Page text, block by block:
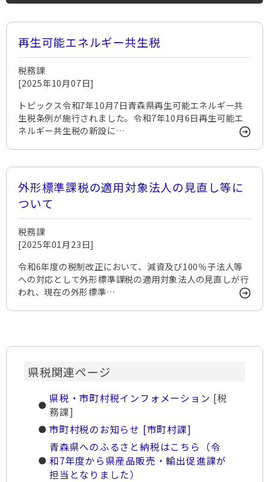
再生可能エネルギー共生税
税務課
[2025年10月07日]
トピックス​令和7年10月7日青森県再生可能エネルギー共
生税条例が施行されました。令和7年10月6日再生可能エ
ネルギー共生税の新設に…
外形標準課税の適用対象法人の見直し等に
ついて
税務課
[2025年01月23日]
令和6年度の税制改正において、減資及び100％子法人等
への対応として外形標準課税の適用対象法人の見直しが行
われ、現在の外形標準…
県税関連ページ
県税・市町村税インフォメーション [税
務課]
市町村税のお知らせ [市町村課]
青森県へのふるさと納税はこちら（令
和7年度から県産品販売・輸出促進課が
担当となりました）